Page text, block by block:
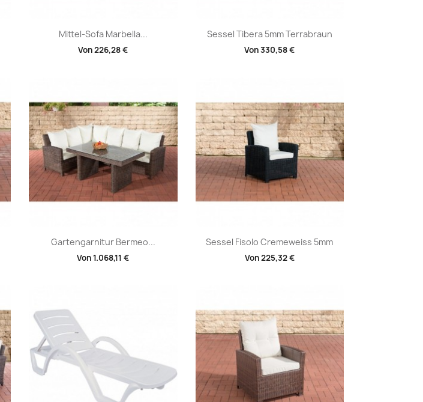
Mittel-Sofa Marbella...
Von226,28 €
Vorschau Sessel Tibera 5mm Terrabraun
Von330,58 €
Vorschau
Gartengarnitur Bermeo...
Von1.068,11 €
Vorschau Sessel Fisolo Cremeweiss 5mm
Von225,32 €
Vorschau